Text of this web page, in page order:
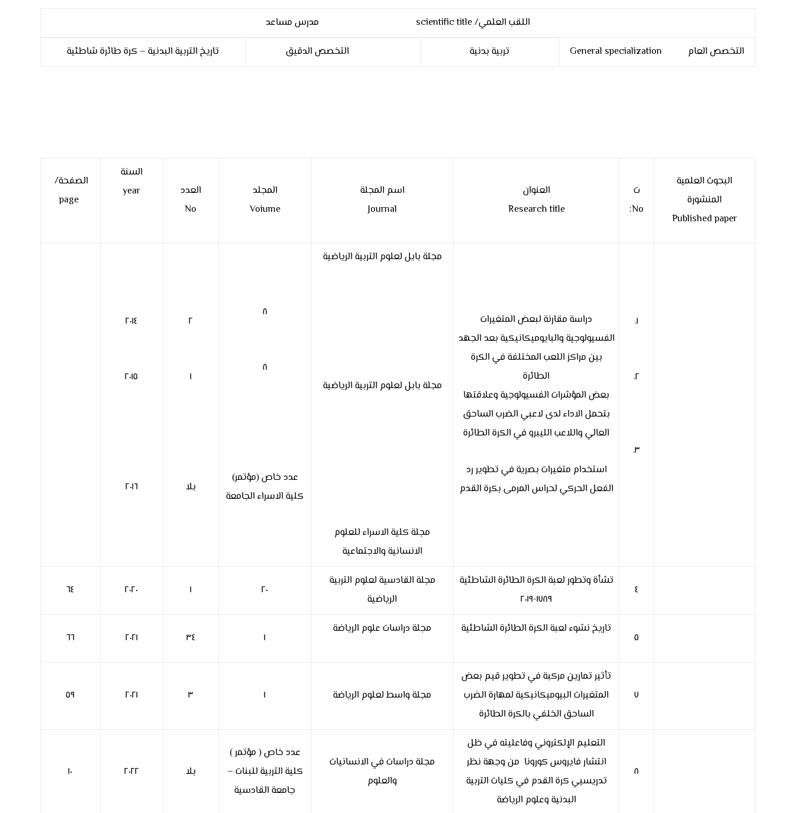
اللقب العلمي/ scientific title مدرس مساعد
التخصص العام General specialization
تربية بدنية التخصص الدقيق تاريخ التربية البدنية – كرة طائرة شاطئية
البحوث العلمية
المنشورة
Published paper
ت
No:
العنوان
Research title
اسم المجلة
Journal
المجلد
Voiume
العدد
No
السنة
year
الصفحة/
١.
٢.
٣.
دراسة مقارنة لبعض المتغيرات
الفسيولوجية والبايوميكانيكية بعد الجهد
بين مراكز اللعب المختلفة في الكرة
الطائرة
بعض المؤشرات الفسيولوجية وعلاقتها
بتحمل الاداء لدى لاعبي الضرب الساحق
العالي واللاعب الليبرو في الكرة الطائرة
استخدام متغيرات بصرية في تطوير رد
الفعل الحركي لحراس المرمى بكرة القدم
مجلة بابل لعلوم التربية الرياضية
مجلة بابل لعلوم التربية الرياضية
مجلة كلية الاسراء للعلوم
الانسانية والاجتماعية
٨
٨
عدد خاص (مؤتمر)
كلية الاسراء الجامعة
٢
١
بلا
٢٠١٤
٢٠١٥
٢٠١٦
٤
تشأة وتطور لعبة الكرة الطائرة الشاطئية
١٧٨٩-٢٠١٩
مجلة القادسية لعلوم التربية
الرياضية
٢٠ ١ ٢٠٢٠ ٦٤
٥
تاريخ نشوء لعبة الكرة الطائرة الشاطئية مجلة دراسات علوم الرياضة
١ ٣٤ ٢٠٢١ ٦٦
٧
تأثير تمارين مركبة في تطوير قيم بعض
المتغيرات البيوميكانيكية لمهارة الضرب
الساحق الخلفي بالكرة الطائرة
مجلة واسط لعلوم الرياضة ١ ٣ ٢٠٢١ ٥٩
٨
التعليم الإلكتروني وفاعليته في ظل
انتشار فايروس كورونا من وجهة نظر
تدريسيي كرة القدم في كليات التربية
البدنية وعلوم الرياضة
مجلة دراسات في الانسانيات
والعلوم
عدد خاص ( مؤتمر )
كلية التربية للبنات –
جامعة القادسية
بلا ٢٠٢٢ ١٠